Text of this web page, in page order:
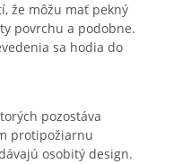
že môžu mať pekný
povrchu a podobne.
sa hodia do
pozostáva
protipožiarnu
osobitý design.